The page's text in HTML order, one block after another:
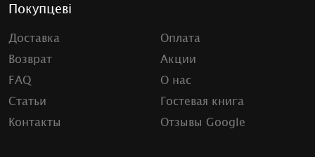
Покупцеві
Доставка
Оплата
Возврат
Акции
FAQ
О нас
Статьи
Гостевая книга
Контакты
Отзывы Google